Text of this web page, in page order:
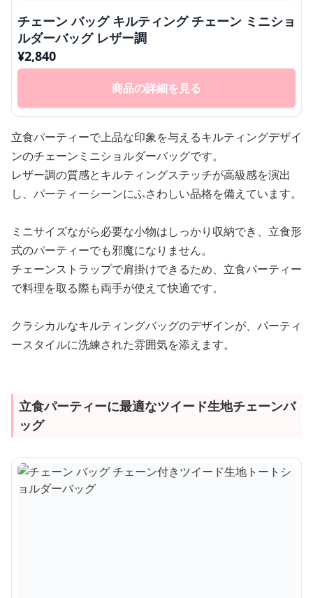
チェーン バッグ キルティング チェーン ミニショ
ルダーバッグ レザー調
¥2,840
商品の詳細を見る
立食パーティーで上品な印象を与えるキルティングデザイ
ンのチェーンミニショルダーバッグです。
レザー調の質感とキルティングステッチが高級感を演出
し、パーティーシーンにふさわしい品格を備えています。
ミニサイズながら必要な小物はしっかり収納でき、立食形
式のパーティーでも邪魔になりません。
チェーンストラップで肩掛けできるため、立食パーティー
で料理を取る際も両手が使えて快適です。
クラシカルなキルティングバッグのデザインが、パーティ
ースタイルに洗練された雰囲気を添えます。
立食パーティーに最適なツイード生地チェーンバ
ッグ